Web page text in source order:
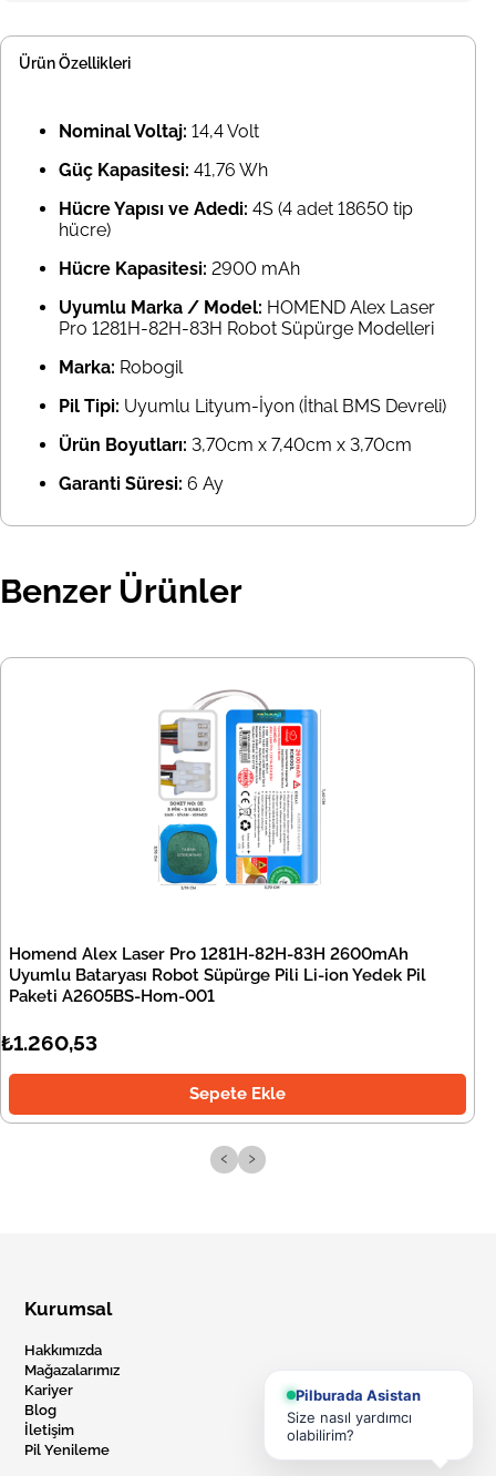
Ürün Özellikleri
Nominal Voltaj: 14,4 Volt
Güç Kapasitesi: 41,76 Wh
Hücre Yapısı ve Adedi: 4S (4 adet 18650 tip
hücre)
Hücre Kapasitesi: 2900 mAh
Uyumlu Marka / Model: HOMEND Alex Laser
Pro 1281H-82H-83H Robot Süpürge Modelleri
Marka: Robogil
Pil Tipi: Uyumlu Lityum-İyon (İthal BMS Devreli)
Ürün Boyutları: 3,70cm x 7,40cm x 3,70cm
Garanti Süresi: 6 Ay
Benzer Ürünler
Homend Alex Laser Pro 1281H-82H-83H 2600mAh
Uyumlu Bataryası Robot Süpürge Pili Li-ion Yedek Pil
Paketi A2605BS-Hom-001
₺1.260,53
Sepete Ekle
‹ ›
Kurumsal
Hakkımızda
Mağazalarımız
Kariyer
Blog
İletişim
Pil Yenileme
Pilburada Asistan
Size nasıl yardımcı
olabilirim?